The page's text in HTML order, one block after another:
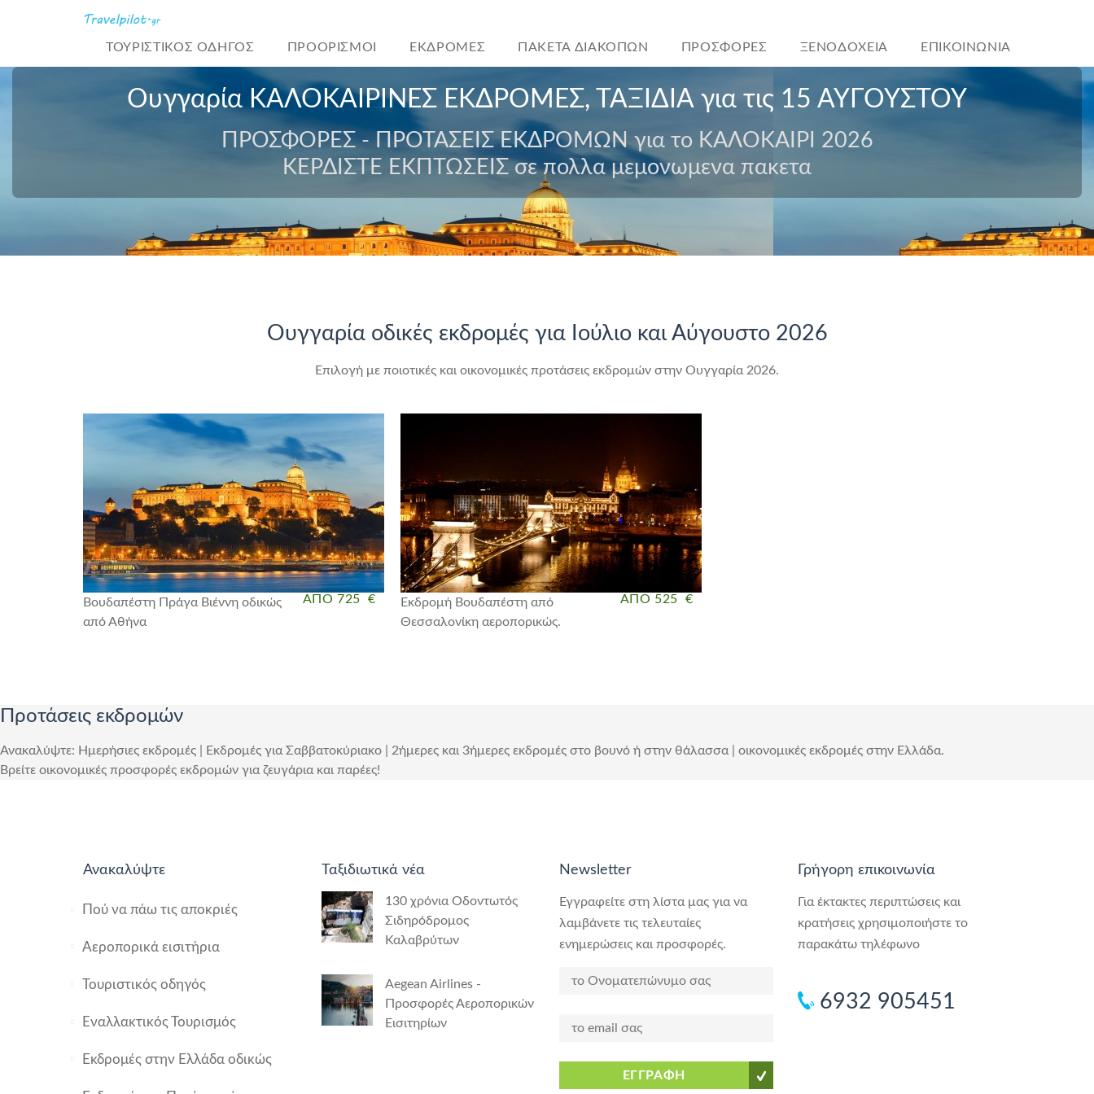
ΤΟΥΡΙΣΤΙΚΌΣ ΟΔΗΓΟΣ ΠΡΟΟΡΙΣΜΟΙ ΕΚΔΡΟΜΕΣ ΠΑΚΕΤΑ ΔΙΑΚΟΠΩΝ ΠΡΟΣΦΟΡΕΣ ΞΕΝΟΔΟΧΕΙΑ ΕΠΙΚΟΙΝΩΝΙΑ
Ουγγαρία ΚΑΛΟΚΑΙΡΙΝΕΣ ΕΚΔΡΟΜΕΣ, ΤΑΞΙΔΙΑ για τις 15 ΑΥΓΟΥΣΤΟΥ
ΠΡΟΣΦΟΡΕΣ - ΠΡΟΤΑΣΕΙΣ ΕΚΔΡΟΜΩΝ για το ΚΑΛΟΚΑΙΡΙ 2026
ΚΕΡΔΙΣΤΕ ΕΚΠΤΩΣΕΙΣ σε πολλα μεμονωμενα πακετα
Ουγγαρία οδικές εκδρομές για Ιούλιο και Αύγουστο 2026
Επιλογή με ποιοτικές και οικονομικές προτάσεις εκδρομών στην Ουγγαρία 2026.
ΑΠΟ 725 €
Βουδαπέστη Πράγα Βιέννη οδικώς
από Αθήνα
ΑΠΟ 525 €
Εκδρομή Βουδαπέστη από
Θεσσαλονίκη αεροπορικώς.
Προτάσεις εκδρομών
Ανακαλύψτε: Ημερήσιες εκδρομές | Εκδρομές για Σαββατοκύριακο | 2ήμερες και 3ήμερες εκδρομές στο βουνό ή στην θάλασσα | οικονομικές εκδρομές στην Ελλάδα.
Βρείτε οικονομικές προσφορές εκδρομών για ζευγάρια και παρέες!
Ανακαλύψτε
Πού να πάω τις αποκριές
Αεροπορικά εισιτήρια
Τουριστικός οδηγός
Εναλλακτικός Τουρισμός
Εκδρομές στην Ελλάδα οδικώς
Ταξιδιωτικά νέα
130 χρόνια Οδοντωτός
Σιδηρόδρομος
Καλαβρύτων
Aegean Airlines -
Προσφορές Αεροπορικών
Εισιτηρίων
Newsletter
Εγγραφείτε στη λίστα μας για να
λαμβάνετε τις τελευταίες
ενημερώσεις και προσφορές.
ΕΓΓΡΑΦΗ
Γρήγορη επικοινωνία
Για έκτακτες περιπτώσεις και
κρατήσεις χρησιμοποιήστε το
παρακάτω τηλέφωνο
6932 905451